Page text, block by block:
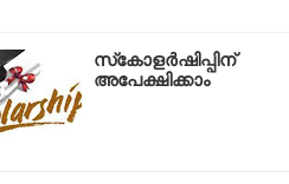
സ്‌കോളർഷിപ്പിന്
അപേക്ഷിക്കാം